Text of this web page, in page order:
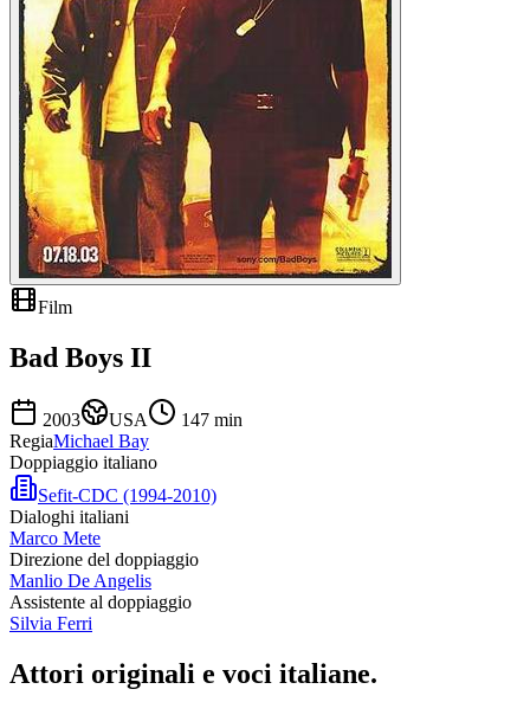
Film
Bad Boys II
2003 USA 147 min
RegiaMichael Bay
Doppiaggio italiano
Sefit-CDC (1994-2010)
Dialoghi italiani
Marco Mete
Direzione del doppiaggio
Manlio De Angelis
Assistente al doppiaggio
Silvia Ferri
Attori originali e voci italiane.